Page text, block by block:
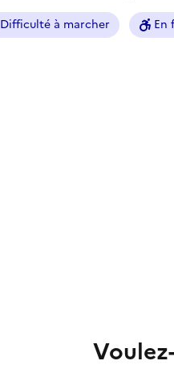
Difficulté à marcher En